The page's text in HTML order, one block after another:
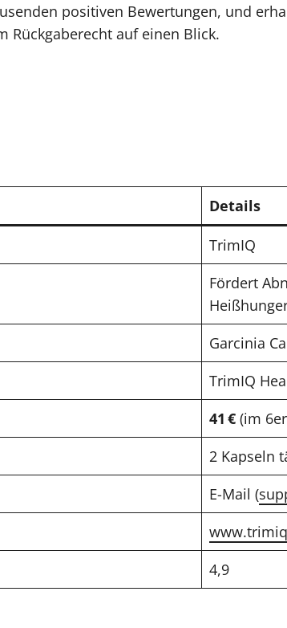
positiven Bewertungen, und
Rückgaberecht auf einen Blick.
Details
TrimIQ
Fördert
Garcinia
TrimIQ
41 €(im
2 Kapseln
E-Mail (
4,9